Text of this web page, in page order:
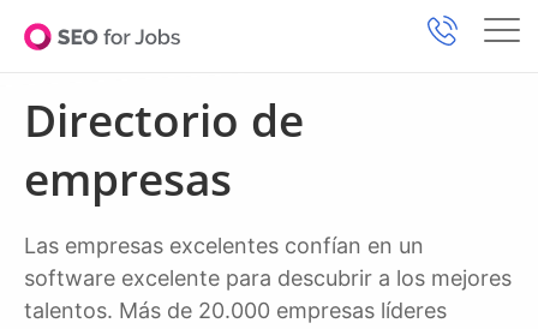
Directorio de
empresas
Las empresas excelentes confían en un
software excelente para descubrir a los mejores
talentos. Más de 20.000 empresas líderes